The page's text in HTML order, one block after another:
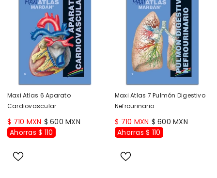
Maxi Atlas 6 Aparato
Cardiovascular
$ 710 MXN $ 600 MXN
Ahorras $ 110
Maxi Atlas 7 Pulmón Digestivo
Nefrourinario
$ 710 MXN $ 600 MXN
Ahorras $ 110